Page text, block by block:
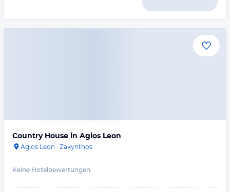
Country House in Agios Leon
Agios Leon · Zakynthos
Keine Hotelbewertungen